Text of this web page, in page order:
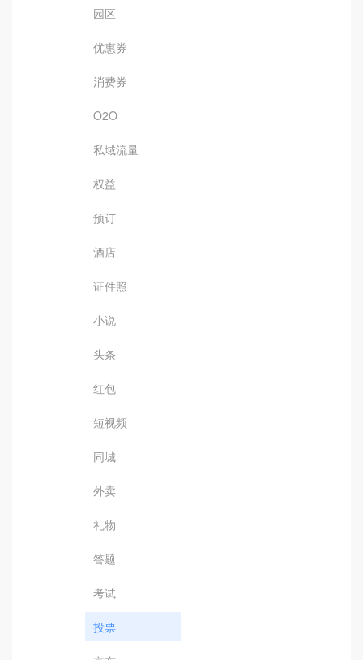
园区
优惠券
消费券
O2O
私域流量
权益
预订
酒店
证件照
小说
头条
红包
短视频
同城
外卖
礼物
答题
考试
投票